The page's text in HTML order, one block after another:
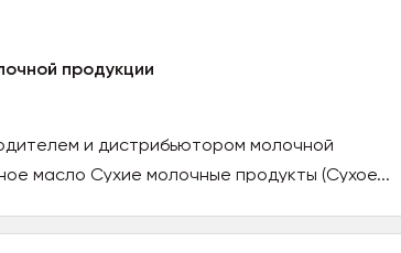
продукции
и дистрибьютором молочной
масло Сухие молочные продукты (Сухое...